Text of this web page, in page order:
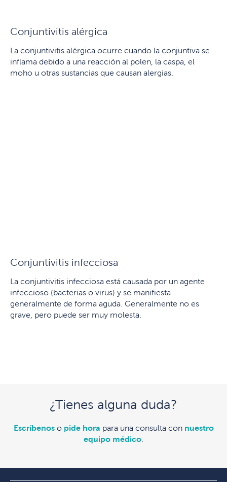
Conjuntivitis alérgica
La conjuntivitis alérgica ocurre cuando la conjuntiva se
inflama debido a una reacción al polen, la caspa, el
moho u otras sustancias que causan alergias.
Conjuntivitis infecciosa
La conjuntivitis infecciosa está causada por un agente
infeccioso (bacterias o virus) y se manifiesta
generalmente de forma aguda. Generalmente no es
grave, pero puede ser muy molesta.
¿Tienes alguna duda?
Escríbenoso pide hora para una consulta con nuestro
equipo médico